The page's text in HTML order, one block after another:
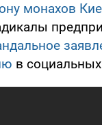
монахов
в социальных